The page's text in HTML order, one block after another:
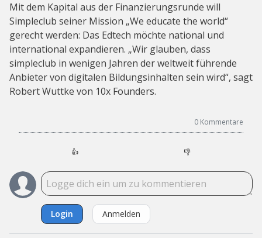
Mit dem Kapital aus der Finanzierungsrunde will
Simpleclub seiner Mission „We educate the world“
gerecht werden: Das Edtech möchte national und
international expandieren. „Wir glauben, dass
simpleclub in wenigen Jahren der weltweit führende
Anbieter von digitalen Bildungsinhalten sein wird“, sagt
Robert Wuttke von 10x Founders.
0 Kommentare
👍 👎
Login Anmelden